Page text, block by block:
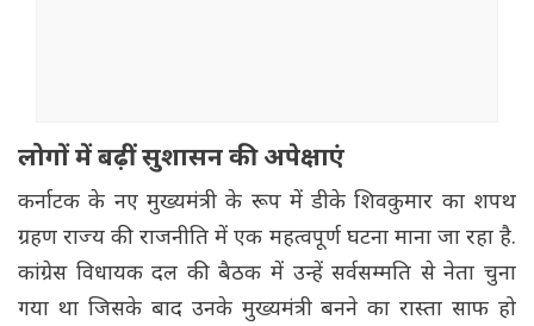
लोगों में बढ़ीं सुशासन की अपेक्षाएं
कर्नाटक के नए मुख्यमंत्री के रूप में डीके शिवकुमार का शपथ
ग्रहण राज्य की राजनीति में एक महत्वपूर्ण घटना माना जा रहा है.
कांग्रेस विधायक दल की बैठक में उन्हें सर्वसम्मति से नेता चुना
गया था जिसके बाद उनके मुख्यमंत्री बनने का रास्ता साफ हो